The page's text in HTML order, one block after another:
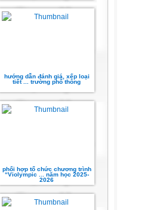
hướng dẫn đánh giá, xếp loại
tiết ... trường phổ thông
phối hợp tổ chức chương trình
“Violympic ... năm học 2025-
2026